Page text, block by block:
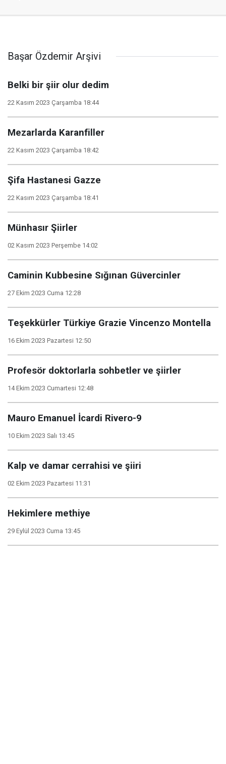
Başar Özdemir Arşivi
Belki bir şiir olur dedim
22 Kasım 2023 Çarşamba 18:44
Mezarlarda Karanfiller
22 Kasım 2023 Çarşamba 18:42
Şifa Hastanesi Gazze
22 Kasım 2023 Çarşamba 18:41
Münhasır Şiirler
02 Kasım 2023 Perşembe 14:02
Caminin Kubbesine Sığınan Güvercinler
27 Ekim 2023 Cuma 12:28
Teşekkürler Türkiye Grazie Vincenzo Montella
16 Ekim 2023 Pazartesi 12:50
Profesör doktorlarla sohbetler ve şiirler
14 Ekim 2023 Cumartesi 12:48
Mauro Emanuel İcardi Rivero-9
10 Ekim 2023 Salı 13:45
Kalp ve damar cerrahisi ve şiiri
02 Ekim 2023 Pazartesi 11:31
Hekimlere methiye
29 Eylül 2023 Cuma 13:45